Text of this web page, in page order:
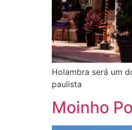
Holambra será um
paulista
Moinho